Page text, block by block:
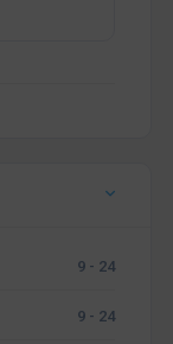
9 - 24
9 - 24